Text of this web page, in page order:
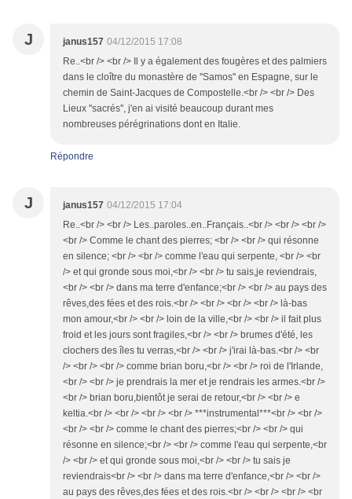
J janus157 04/12/2015 17:08
Re..<br /> <br /> Il y a également des fougères et des palmiers
dans le cloître du monastère de ''Samos'' en Espagne, sur le
chemin de Saint-Jacques de Compostelle.<br /> <br /> Des
Lieux ''sacrés'', j'en ai visité beaucoup durant mes
nombreuses pérégrinations dont en Italie.
Répondre
J janus157 04/12/2015 17:04
Re..<br /> <br /> Les..paroles..en..Français..<br /> <br /> <br />
<br /> Comme le chant des pierres; <br /> <br /> qui résonne
en silence; <br /> <br /> comme l'eau qui serpente, <br /> <br
/> et qui gronde sous moi,<br /> <br /> tu sais,je reviendrais,
<br /> <br /> dans ma terre d'enfance;<br /> <br /> au pays des
rêves,des fées et des rois.<br /> <br /> <br /> <br /> là-bas
mon amour,<br /> <br /> loin de la ville,<br /> <br /> il fait plus
froid et les jours sont fragiles,<br /> <br /> brumes d'été, les
clochers des îles tu verras,<br /> <br /> j'irai là-bas.<br /> <br
/> <br /> <br /> comme brian boru,<br /> <br /> roi de l'Irlande,
<br /> <br /> je prendrais la mer et je rendrais les armes.<br />
<br /> brian boru,bientôt je serai de retour,<br /> <br /> e
keltia.<br /> <br /> <br /> <br /> ***instrumental***<br /> <br />
<br /> <br /> comme le chant des pierres;<br /> <br /> qui
résonne en silence;<br /> <br /> comme l'eau qui serpente,<br
/> <br /> et qui gronde sous moi,<br /> <br /> tu sais je
reviendrais<br /> <br /> dans ma terre d'enfance,<br /> <br />
au pays des rêves,des fées et des rois.<br /> <br /> <br /> <br